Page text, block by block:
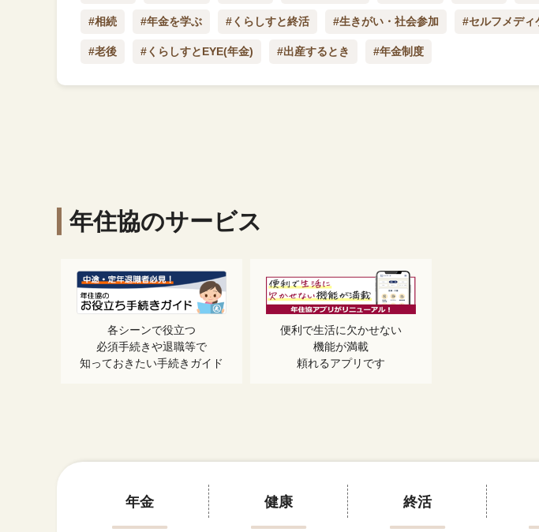
#相続 #年金を学ぶ #くらしすと終活 #生きがい・社会参加 #セルフメディ
#老後 #くらしすとEYE(年金) #出産するとき #年金制度
年住協のサービス
各シーンで役立つ
必須手続きや退職等で
知っておきたい手続きガイド
便利で生活に欠かせない
機能が満載
頼れるアプリです
年金 健康 終活